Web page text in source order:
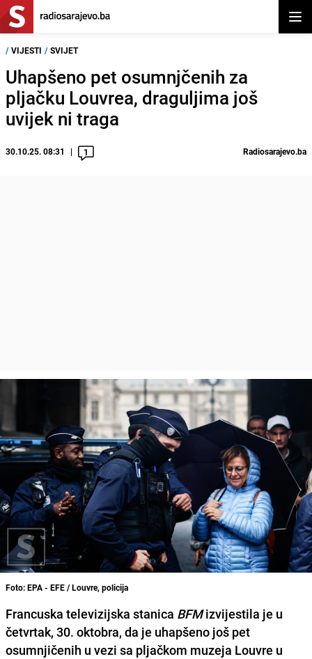
/ VIJESTI / SVIJET
Uhapšeno pet osumnjčenih za
pljačku Louvrea, draguljima još
uvijek ni traga
30.10.25. 08:31 1 Radiosarajevo.ba
Foto: EPA - EFE / Louvre, policija
Francuska televizijska stanica BFMizvijestila je u
četvrtak, 30. oktobra, da je uhapšeno još pet
osumnjičenih u vezi sa pljačkom muzeja Louvre u